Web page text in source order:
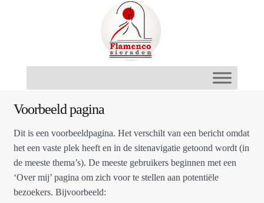
Voorbeeld pagina
Dit is een voorbeeldpagina. Het verschilt van een bericht omdat
het een vaste plek heeft en in de sitenavigatie getoond wordt (in
de meeste thema’s). De meeste gebruikers beginnen met een
‘Over mij’ pagina om zich voor te stellen aan potentiële
bezoekers. Bijvoorbeeld: